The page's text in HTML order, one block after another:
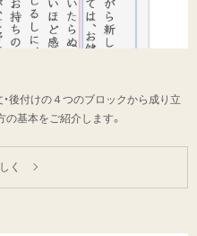
・後付けの４つのブロックから成り立
基本をご紹介します。
しく